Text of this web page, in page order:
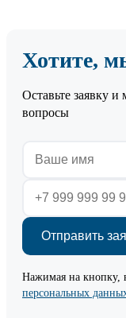
Хотите,
Оставьте заявку
вопросы
Нажимая на кнопку,
персональных